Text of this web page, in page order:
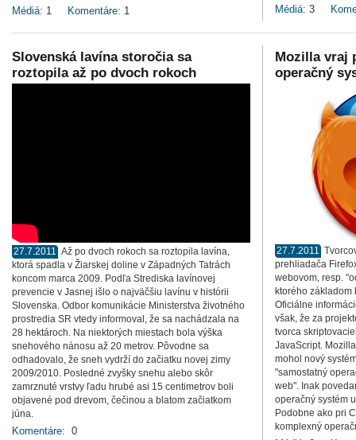
Médiá: 1 Komentáre: 1 Médiá: 3
Slovenská lavína storočia sa
roztopila až po dvoch rokoch
27.7.2011 Až po dvoch rokoch sa roztopila lavína,
ktorá spadla v Žiarskej doline v Západných Tatrách
koncom marca 2009. Podľa Strediska lavínovej
prevencie v Jasnej išlo o najväčšiu lavínu v histórii
Slovenska. Odbor komunikácie Ministerstva životného
prostredia SR vtedy informoval, že sa nachádzala na
28 hektároch. Na niektorých miestach bola výška
snehového nánosu až 20 metrov. Pôvodne sa
odhadovalo, že sneh vydrží do začiatku novej zimy
2009/2010. Posledné zvyšky snehu alebo skôr
zamrznuté vrstvy ľadu hrubé asi 15 centimetrov boli
objavené pod drevom, čečinou a blatom začiatkom
júna.
Komentáre: 0
Mozilla vraj
operačný
27.7.2011
prehliadača
webovom, resp.
ktorého
Oficiálne
však, že za
tvorca
JavaScript.
mohol nový
"samostatný
web". Inak
operačný systém
Podobne ako pri
komplexný